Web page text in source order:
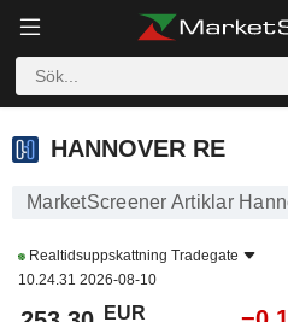
HANNOVER RE
HANNOVER RE
MarketScreener Artiklar
Realtidsuppskattning Tradegate
10.24.31 2026-08-10
EUR